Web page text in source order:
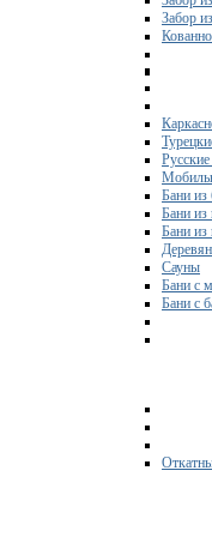
Забор
Бани из
Бани из
Бани из
Сауны
Бани с
Бани с